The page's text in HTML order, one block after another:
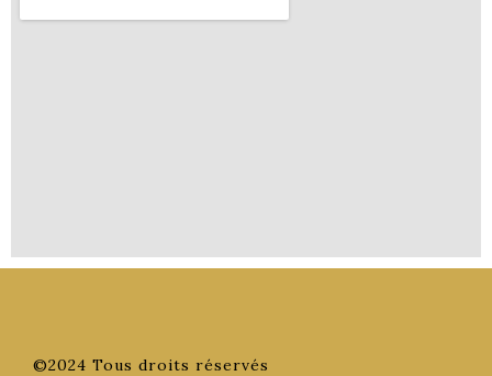
©2024 Tous droits réservés